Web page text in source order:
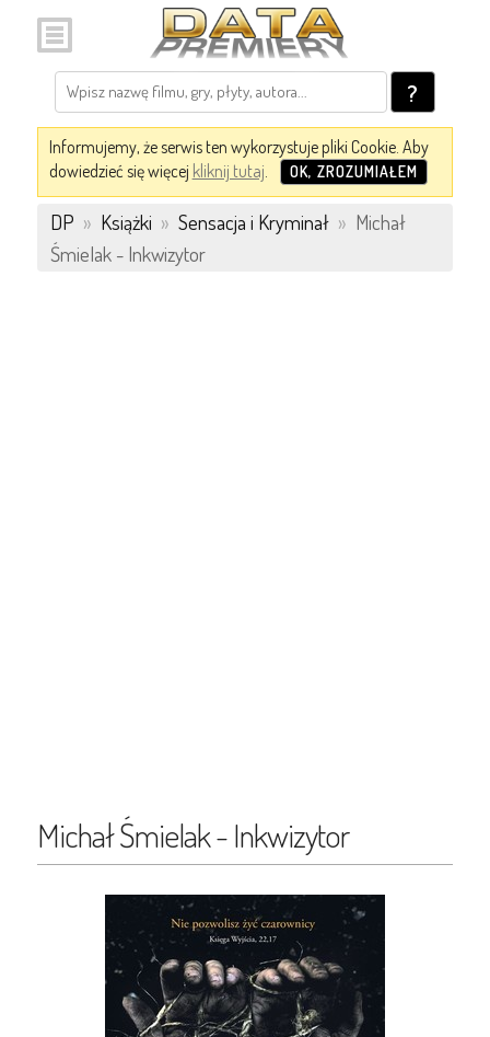
?
Informujemy, że serwis ten wykorzystuje pliki Cookie. Aby
dowiedzieć się więcej kliknij tutaj. OK, ZROZUMIAŁEM
DP » Książki » Sensacja i Kryminał » Michał
Śmielak - Inkwizytor
Michał Śmielak - Inkwizytor